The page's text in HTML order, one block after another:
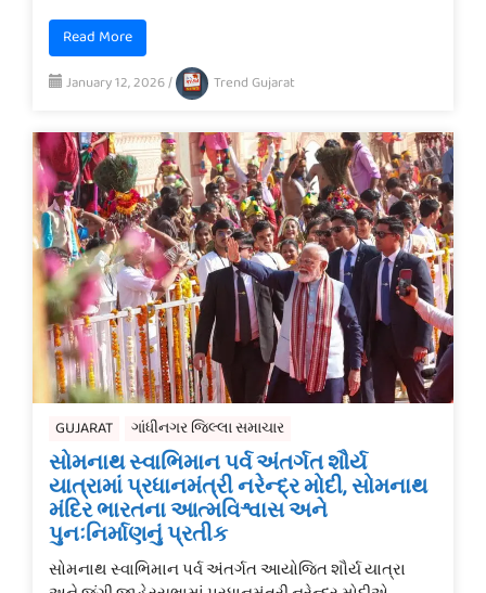
Read More
January 12, 2026/ Trend Gujarat
GUJARAT ગાંધીનગર જિલ્લા સમાચાર
સોમનાથ સ્વાભિમાન પર્વ અંતર્ગત શૌર્ય
યાત્રામાં પ્રધાનમંત્રી નરેન્દ્ર મોદી, સોમનાથ
મંદિર ભારતના આત્મવિશ્વાસ અને
પુનઃનિર્માણનું પ્રતીક
સોમનાથ સ્વાભિમાન પર્વ અંતર્ગત આયોજિત શૌર્ય યાત્રા